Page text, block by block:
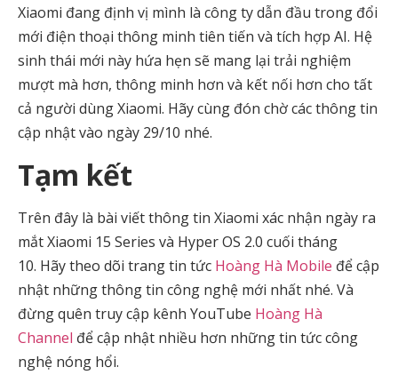
Xiaomi đang định vị mình là công ty dẫn đầu trong đổi
mới điện thoại thông minh tiên tiến và tích hợp AI. Hệ
sinh thái mới này hứa hẹn sẽ mang lại trải nghiệm
mượt mà hơn, thông minh hơn và kết nối hơn cho tất
cả người dùng Xiaomi. Hãy cùng đón chờ các thông tin
cập nhật vào ngày 29/10 nhé.
Tạm kết
Trên đây là bài viết thông tin Xiaomi xác nhận ngày ra
mắt Xiaomi 15 Series và Hyper OS 2.0 cuối tháng
10. Hãy theo dõi trang tin tức Hoàng Hà Mobile để cập
nhật những thông tin công nghệ mới nhất nhé. Và
đừng quên truy cập kênh YouTube Hoàng Hà
Channel để cập nhật nhiều hơn những tin tức công
nghệ nóng hổi.